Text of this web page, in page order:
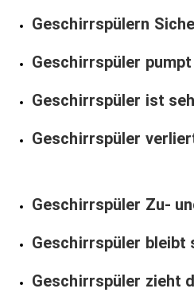
Geschirrspülern
Geschirrspüler
Geschirrspüler ist
Geschirrspüler
Geschirrspüler Zu-
Geschirrspüler bleibt
Geschirrspüler zieht